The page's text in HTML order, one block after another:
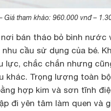
Giá tham khảo: 960.000 vnđ –
bán tháo bỏ bình nước
cầu sử dụng của bé.
lực, chắc chắn nhưng
Trọng lượng toàn
hợp kim và sơn tĩnh
đi yên tâm làm quen và